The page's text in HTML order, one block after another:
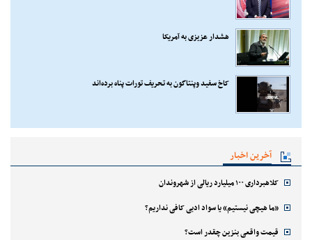
هشدار عزیزی به آمریکا
کاخ سفید وپنتاگون به تحریف تورات پناه برده‌اند
آخرین اخبار
کلاهبرداری ۱۰۰ میلیارد ریالی از شهروندان
«ما هیچی نیستیم» یا سواد ادبی کافی نداریم؟
قیمت واقعی بنزین چقدر است؟